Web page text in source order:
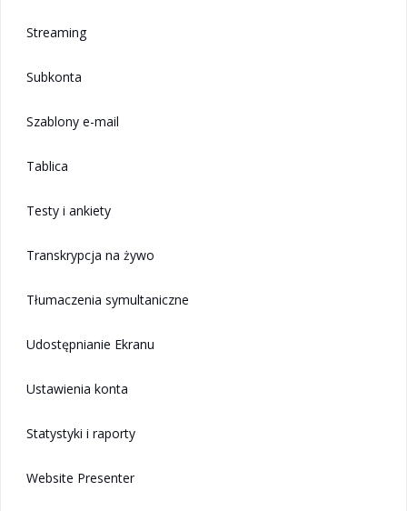
Streaming
Subkonta
Szablony e-mail
Tablica
Testy i ankiety
Transkrypcja na żywo
Tłumaczenia symultaniczne
Udostępnianie Ekranu
Ustawienia konta
Statystyki i raporty
Website Presenter